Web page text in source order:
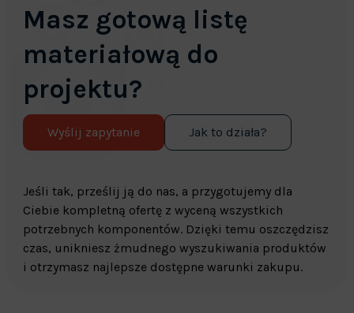
Masz gotową listę
materiałową do
projektu?
Wyślij zapytanie Jak to działa?
Jeśli tak, prześlij ją do nas, a przygotujemy dla
Ciebie kompletną ofertę z wyceną wszystkich
potrzebnych komponentów. Dzięki temu oszczędzisz
czas, unikniesz żmudnego wyszukiwania produktów
i otrzymasz najlepsze dostępne warunki zakupu.